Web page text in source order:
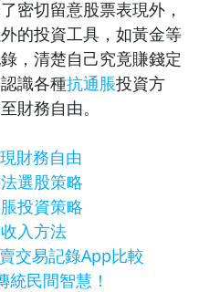
密切留意股票表現外，
的投資工具，如黃金等
，清楚自己究竟賺錢定
識各種抗通脹投資方
財務自由。
財務自由
選股策略
投資策略
入方法
交易記錄App比較
統民間智慧！